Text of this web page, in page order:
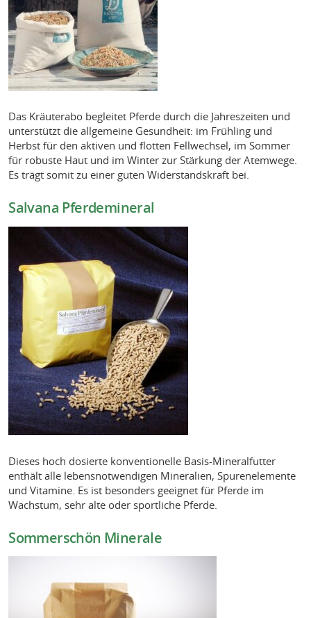
Das Kräuterabo begleitet Pferde durch die Jahreszeiten und
unterstützt die allgemeine Gesundheit: im Frühling und
Herbst für den aktiven und flotten Fellwechsel, im Sommer
für robuste Haut und im Winter zur Stärkung der Atemwege.
Es trägt somit zu einer guten Widerstandskraft bei.
Salvana Pferdemineral
Dieses hoch dosierte konventionelle Basis-Mineralfutter
enthält alle lebensnotwendigen Mineralien, Spurenelemente
und Vitamine. Es ist besonders geeignet für Pferde im
Wachstum, sehr alte oder sportliche Pferde.
Sommerschön Minerale